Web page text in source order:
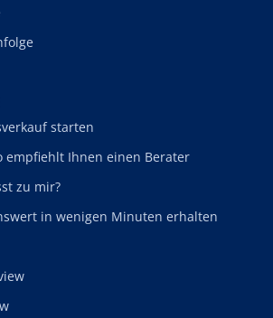
starten
empfiehlt Ihnen einen Berater
zu mir?
in wenigen Minuten erhalten